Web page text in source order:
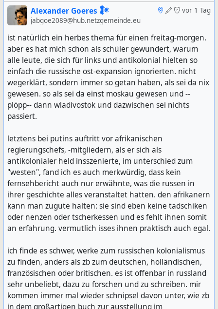
vor 1 Tag
Alexander Goeres 𒀯
jabgoe2089@hub.netzgemeinde.eu
ist natürlich ein herbes thema für einen freitag-morgen.
aber es hat mich schon als schüler gewundert, warum
alle leute, die sich für links und antikolonial hielten so
einfach die russische ost-expansion ignorierten. nicht
wegerklärt, sondern immer so getan haben, als sei da nix
gewesen. so als sei da einst moskau gewesen und --
plöpp-- dann wladivostok und dazwischen sei nichts
passiert.
letztens bei putins auftritt vor afrikanischen
regierungschefs, -mitgliedern, als er sich als
antikolonialer held insszenierte, im unterschied zum
"westen", fand ich es auch merkwürdig, dass kein
fernsehbericht auch nur erwähnte, was die russen in
ihrer geschichte alles veranstaltet hatten. den afrikanern
kann man zugute halten: sie sind eben keine tadschiken
oder nenzen oder tscherkessen und es fehlt ihnen somit
an erfahrung. vermutlich isses ihnen praktisch auch egal.
ich finde es schwer, werke zum russischen kolonialismus
zu finden, anders als zb zum deutschen, holländischen,
französischen oder britischen. es ist offenbar in russland
sehr unbeliebt, dazu zu forschen und zu schreiben. mir
kommen immer mal wieder schnipsel davon unter, wie zb
in dem großartigen buch zur ausstellung im